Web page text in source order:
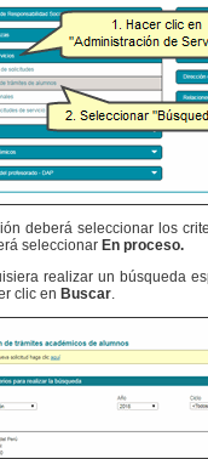
deberá seleccionar los
seleccionar En proceso.
realizar un búsqueda
clic en Buscar.